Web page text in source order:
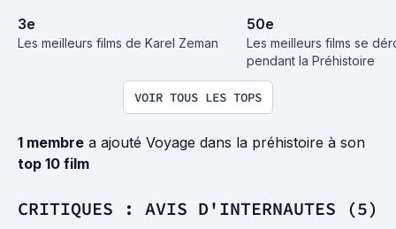
3e
Les meilleurs films de Karel Zeman
50e
Les meilleurs films se
pendant la Préhistoire
VOIR TOUS LES TOPS
1 membre a ajouté Voyage dans la préhistoire à son
top 10 film
CRITIQUES : AVIS D'INTERNAUTES (5)